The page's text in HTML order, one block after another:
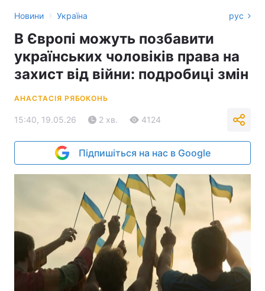
Новини › Україна рус
В Європі можуть позбавити
українських чоловіків права на
захист від війни: подробиці змін
АНАСТАСІЯ РЯБОКОНЬ
15:40, 19.05.26 2 хв. 4124
Підпишіться на нас в Google